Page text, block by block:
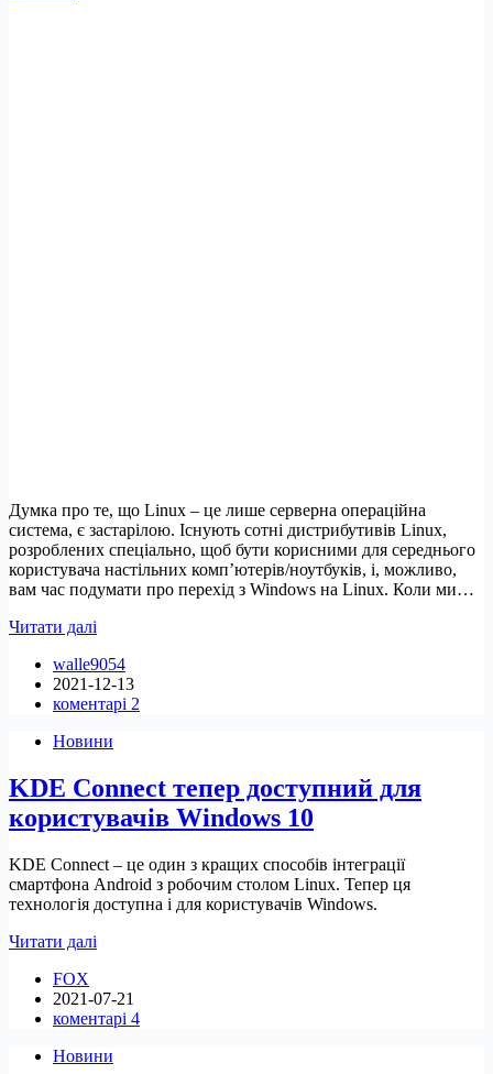
Думка про те, що Linux – це лише серверна операційна
система, є застарілою. Існують сотні дистрибутивів Linux,
розроблених спеціально, щоб бути корисними для середнього
користувача настільних комп’ютерів/ноутбуків, і, можливо,
вам час подумати про перехід з Windows на Linux. Коли ми…
Читати далі
Linux:
7
причин
на
walle9054
2021-12-13
коментарі 2
Новини
KDE Connect тепер доступний для
користувачів Windows 10
KDE Connect – це один з кращих способів інтеграції
смартфона Android з робочим столом Linux. Тепер ця
технологія доступна і для користувачів Windows.
Читати далі
доступний
для
Windows
FOX
2021-07-21
коментарі 4
Новини